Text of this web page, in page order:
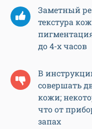
Заметный
текстура
до 4-х часов
В
совершать
кожи;
что от
запах